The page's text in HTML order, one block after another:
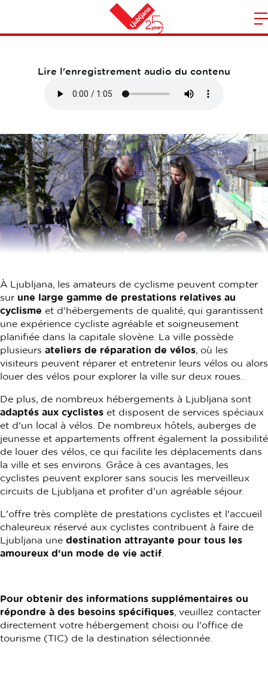
Maison
Services
Lire l'enregistrement audio du contenu
À Ljubljana, les amateurs de cyclisme peuvent compter
sur une large gamme de prestations relatives au
cyclisme et d'hébergements de qualité, qui garantissent
une expérience cycliste agréable et soigneusement
planifiée dans la capitale slovène. La ville possède
plusieurs ateliers de réparation de vélos, où les
visiteurs peuvent réparer et entretenir leurs vélos ou alors
louer des vélos pour explorer la ville sur deux roues.
De plus, de nombreux hébergements à Ljubljana sont
adaptés aux cyclistes et disposent de services spéciaux
et d'un local à vélos. De nombreux hôtels, auberges de
jeunesse et appartements offrent également la possibilité
de louer des vélos, ce qui facilite les déplacements dans
la ville et ses environs. Grâce à ces avantages, les
cyclistes peuvent explorer sans soucis les merveilleux
circuits de Ljubljana et profiter d'un agréable séjour.
L'offre très complète de prestations cyclistes et l'accueil
chaleureux réservé aux cyclistes contribuent à faire de
Ljubljana une destination attrayante pour tous les
amoureux d'un mode de vie actif
Pour obtenir des informations supplémentaires ou
répondre à des besoins spécifiques, veuillez contacter
directement votre hébergement choisi ou l'office de
tourisme (TIC) de la destination sélectionnée.